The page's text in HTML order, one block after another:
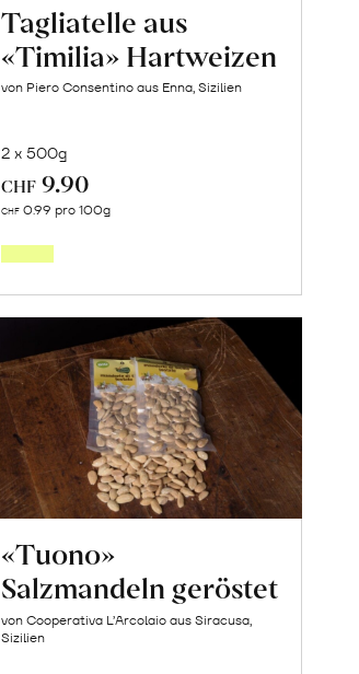
Tagliatelle aus
«Timilia» Hartweizen
von Piero Consentino aus Enna, Sizilien
2 x 500g
CHF 9.90
CHF 0.99 pro 100g
«Tuono»
Salzmandeln geröstet
von Cooperativa L’Arcolaio aus Siracusa,
Sizilien